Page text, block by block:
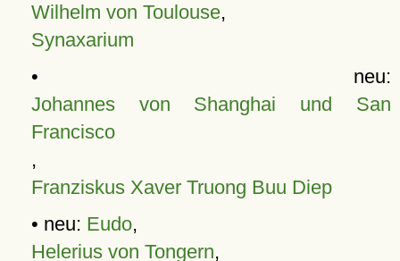
Wilhelm von Toulouse,
Synaxarium
• neu:
Johannes von Shanghai und San
Francisco
,
Franziskus Xaver Truong Buu Diep
• neu: Eudo,
Helerius von Tongern,